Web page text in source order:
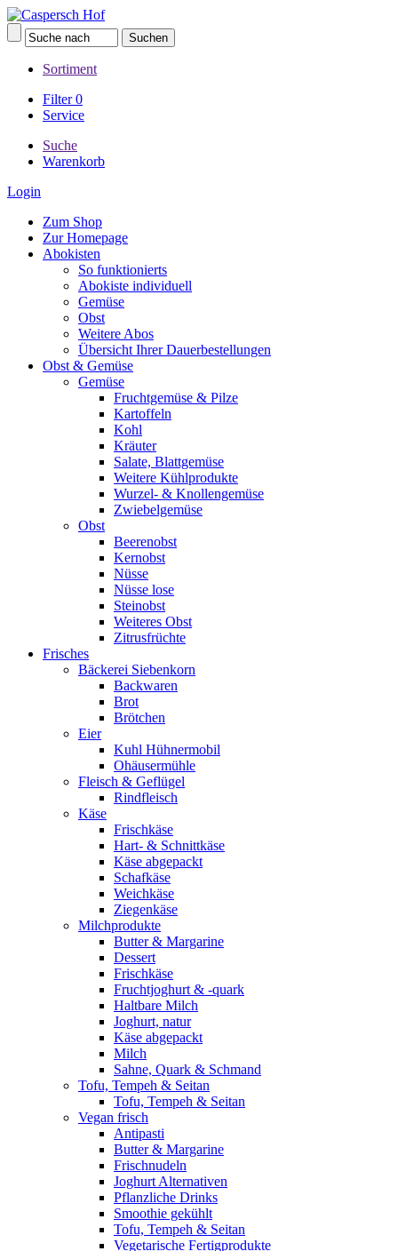
Sortiment
Filter0
Service
Suche
Warenkorb
Login
Zum Shop
Zur Homepage
Abokisten
So funktionierts
Abokiste individuell
Gemüse
Obst
Weitere Abos
Übersicht Ihrer Dauerbestellungen
Obst & Gemüse
Gemüse
Fruchtgemüse & Pilze
Kartoffeln
Kohl
Kräuter
Salate, Blattgemüse
Weitere Kühlprodukte
Wurzel- & Knollengemüse
Zwiebelgemüse
Obst
Beerenobst
Kernobst
Nüsse
Nüsse lose
Steinobst
Weiteres Obst
Zitrusfrüchte
Frisches
Bäckerei Siebenkorn
Backwaren
Brot
Brötchen
Eier
Kuhl Hühnermobil
Ohäusermühle
Fleisch & Geflügel
Rindfleisch
Käse
Frischkäse
Hart- & Schnittkäse
Käse abgepackt
Schafkäse
Weichkäse
Ziegenkäse
Milchprodukte
Butter & Margarine
Dessert
Frischkäse
Fruchtjoghurt & -quark
Haltbare Milch
Joghurt, natur
Käse abgepackt
Milch
Sahne, Quark & Schmand
Tofu, Tempeh & Seitan
Tofu, Tempeh & Seitan
Vegan frisch
Antipasti
Butter & Margarine
Frischnudeln
Joghurt Alternativen
Pflanzliche Drinks
Smoothie gekühlt
Tofu, Tempeh & Seitan
Vegetarische Fertigprodukte